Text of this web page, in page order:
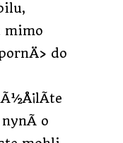
mimo
do
nynÃ­ o